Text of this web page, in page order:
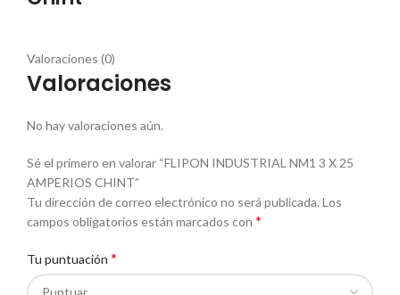
Valoraciones (0)
Valoraciones
No hay valoraciones aún.
Sé el primero en valorar “FLIPON INDUSTRIAL NM1 3 X 25
AMPERIOS CHINT”
Tu dirección de correo electrónico no será publicada. Los
campos obligatorios están marcados con *
Tu puntuación *